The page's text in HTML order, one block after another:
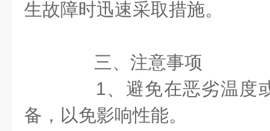
生故障时迅速采取措施。
三、注意事项
1、避免在恶劣温度
备，以免影响性能。